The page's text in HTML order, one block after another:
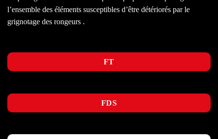
l’ensemble des éléments susceptibles d’être détériorés par le
grignotage des rongeurs .
FT
FDS